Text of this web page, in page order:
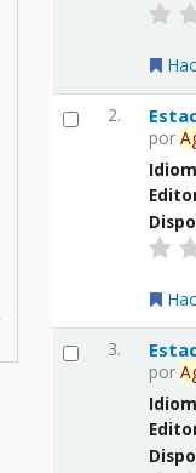
2.
por
3.
por